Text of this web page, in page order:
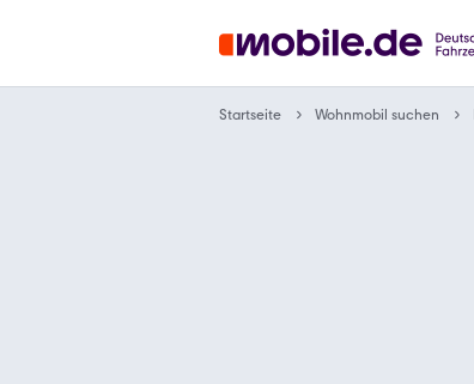
Startseite Wohnmobil suchen